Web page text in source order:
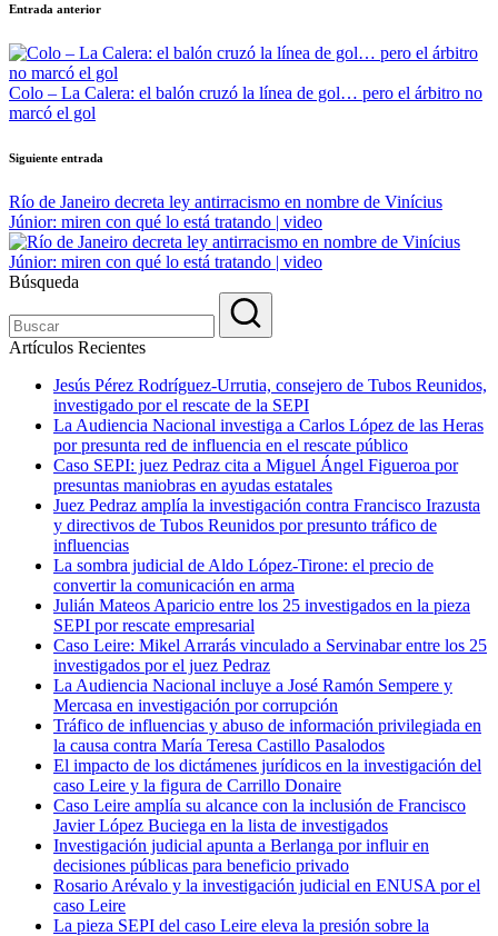
Navegación
de
entradas
Entrada anterior
Colo – La Calera: el balón cruzó la línea de gol… pero el árbitro no
marcó el gol
Siguiente entrada
Río de Janeiro decreta ley antirracismo en nombre de Vinícius
Júnior: miren con qué lo está tratando | video
Búsqueda
Artículos Recientes
Jesús Pérez Rodríguez-Urrutia, consejero de Tubos Reunidos,
investigado por el rescate de la SEPI
La Audiencia Nacional investiga a Carlos López de las Heras
por presunta red de influencia en el rescate público
Caso SEPI: juez Pedraz cita a Miguel Ángel Figueroa por
presuntas maniobras en ayudas estatales
Juez Pedraz amplía la investigación contra Francisco Irazusta
y directivos de Tubos Reunidos por presunto tráfico de
influencias
La sombra judicial de Aldo López-Tirone: el precio de
convertir la comunicación en arma
Julián Mateos Aparicio entre los 25 investigados en la pieza
SEPI por rescate empresarial
Caso Leire: Mikel Arrarás vinculado a Servinabar entre los 25
investigados por el juez Pedraz
La Audiencia Nacional incluye a José Ramón Sempere y
Mercasa en investigación por corrupción
Tráfico de influencias y abuso de información privilegiada en
la causa contra María Teresa Castillo Pasalodos
El impacto de los dictámenes jurídicos en la investigación del
caso Leire y la figura de Carrillo Donaire
Caso Leire amplía su alcance con la inclusión de Francisco
Javier López Buciega en la lista de investigados
Investigación judicial apunta a Berlanga por influir en
decisiones públicas para beneficio privado
Rosario Arévalo y la investigación judicial en ENUSA por el
caso Leire
La pieza SEPI del caso Leire eleva la presión sobre la